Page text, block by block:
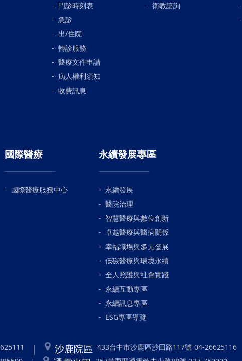
門診時刻表
急診
出/住院
轉診服務
醫療文件申請
病人權利須知
收費訊息
衛教諮詢
國際醫療
國際醫療服務中心
永續發展專區
永續發展
醫院治理
智慧醫療與數位創新
卓越醫療與醫病關係
幸福職場與多元發展
低碳醫療與環境永續
全人照護與社會實踐
永續互動專區
永續訊息專區
ESG專區導覽
沙鹿院區 433台中市沙鹿區沙田路117號 04-26625116